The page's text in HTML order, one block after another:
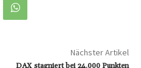
Nächster Artikel
DAX stagniert bei 24.000 Punkten